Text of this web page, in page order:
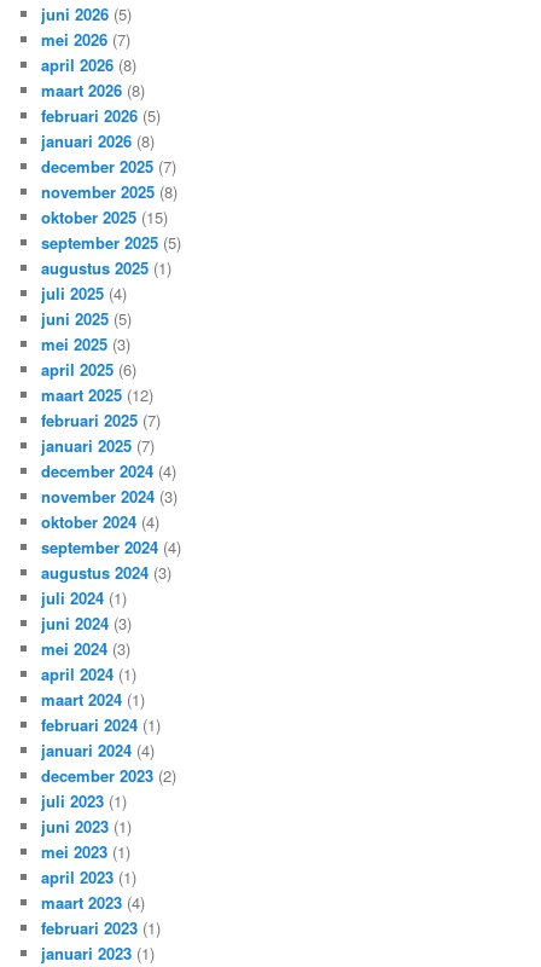
juni 2026 (5)
mei 2026 (7)
april 2026 (8)
maart 2026 (8)
februari 2026 (5)
januari 2026 (8)
december 2025 (7)
november 2025 (8)
oktober 2025 (15)
september 2025 (5)
augustus 2025 (1)
juli 2025 (4)
juni 2025 (5)
mei 2025 (3)
april 2025 (6)
maart 2025 (12)
februari 2025 (7)
januari 2025 (7)
december 2024 (4)
november 2024 (3)
oktober 2024 (4)
september 2024 (4)
augustus 2024 (3)
juli 2024 (1)
juni 2024 (3)
mei 2024 (3)
april 2024 (1)
maart 2024 (1)
februari 2024 (1)
januari 2024 (4)
december 2023 (2)
juli 2023 (1)
juni 2023 (1)
mei 2023 (1)
april 2023 (1)
maart 2023 (4)
februari 2023 (1)
januari 2023 (1)